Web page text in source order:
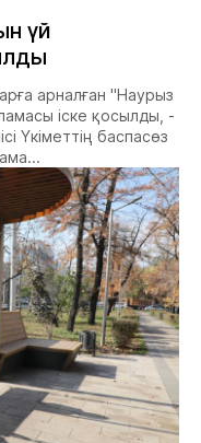
үй
арналған "Наурыз
іске қосылды, -
Үкіметтің баспасөз